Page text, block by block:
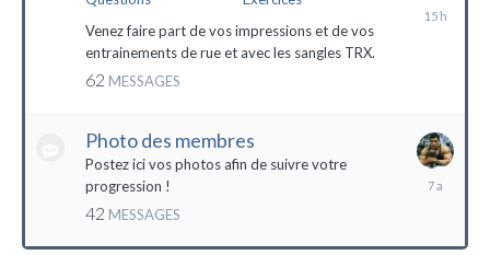
Venez faire part de vos impressions et de vos
entrainements de rue et avec les sangles TRX.
62 MESSAGES
Photo des membres
Postez ici vos photos afin de suivre votre
progression !
42 MESSAGES
18